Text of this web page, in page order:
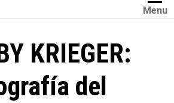
Menu
KRIEGER:
del